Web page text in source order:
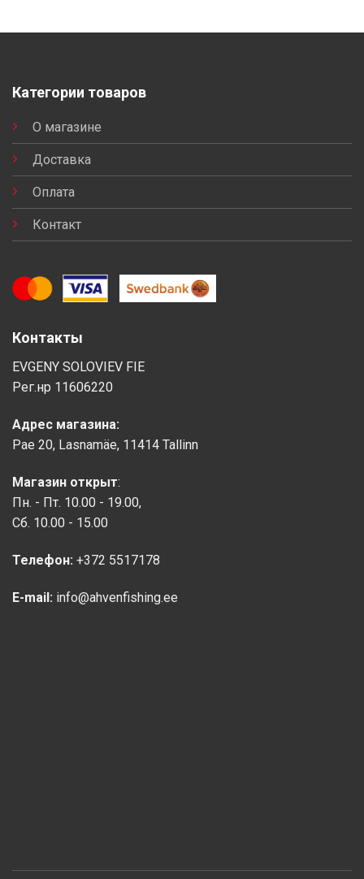
Категории товаров
О магазине
Доставка
Оплата
Контакт
Контакты
EVGENY SOLOVIEV FIE
Рег.нр 11606220
Адрес магазина:
Pae 20, Lasnamäe, 11414 Tallinn
Магазин открыт:
Пн. - Пт. 10.00 - 19.00,
Сб. 10.00 - 15.00
Телефон: +372 5517178
E-mail: info@ahvenfishing.ee